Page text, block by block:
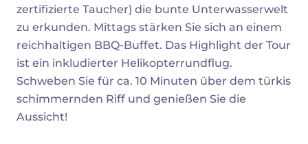
zertifizierte Taucher) die bunte Unterwasserwelt
zu erkunden. Mittags stärken Sie sich an einem
reichhaltigen BBQ-Buffet. Das Highlight der Tour
ist ein inkludierter Helikopterrundflug.
Schweben Sie für ca. 10 Minuten über dem türkis
schimmernden Riff und genießen Sie die
Aussicht!